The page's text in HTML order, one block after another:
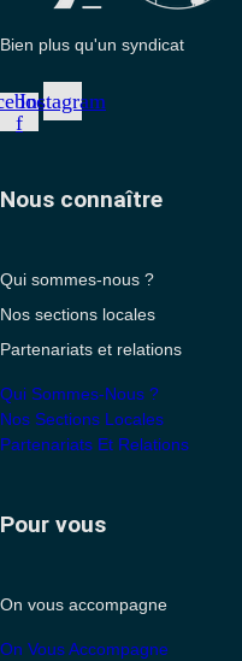
Bien plus qu'un syndicat
f
Instagram
Nous connaître
Qui sommes-nous ?
Nos sections locales
Partenariats et relations
Qui Sommes-Nous ?
Nos Sections Locales
Partenariats Et Relations
Pour vous
On vous accompagne
On Vous Accompagne